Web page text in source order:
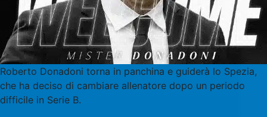
Roberto Donadoni torna in panchina e guiderà lo Spezia,
che ha deciso di cambiare allenatore dopo un periodo
difficile in Serie B.